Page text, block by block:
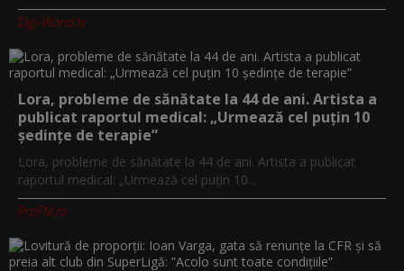
Digi-World.tv
Lora, probleme de sănătate la 44 de ani. Artista a
publicat raportul medical: „Urmează cel puțin 10
ședințe de terapie”
Lora, probleme de sănătate la 44 de ani. Artista a publicat
raportul medical: „Urmează cel puțin 10...
ProFM.ro